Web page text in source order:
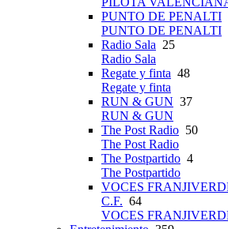
PUNTO DE PENALTI
PUNTO DE PENALTI
Radio Sala 25
Radio Sala
Regate y finta 48
Regate y finta
RUN & GUN 37
RUN & GUN
The Post Radio 50
The Post Radio
The Postpartido 4
The Postpartido
VOCES
C.F. 64
VOCES